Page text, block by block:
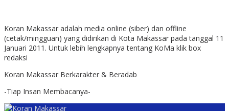
Koran Makassar adalah media online (siber) dan offline
(cetak/mingguan) yang didirikan di Kota Makassar pada tanggal 11
Januari 2011. Untuk lebih lengkapnya tentang KoMa klik box
redaksi
Koran Makassar Berkarakter & Beradab
-Tiap Insan Membacanya-